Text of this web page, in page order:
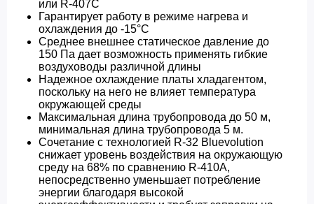
или R-407C
Гарантирует работу в режиме нагрева и
охлаждения до -15°C
Среднее внешнее статическое давление до
150 Па дает возможность применять гибкие
воздуховоды различной длины
Надежное охлаждение платы хладагентом,
поскольку на него не влияет температура
окружающей среды
Максимальная длина трубопровода до 50 м,
минимальная длина трубопровода 5 м.
Сочетание с технологией R-32 Bluevolution
снижает уровень воздействия на окружающую
среду на 68% по сравнению R-410A,
непосредственно уменьшает потребление
энергии благодаря высокой